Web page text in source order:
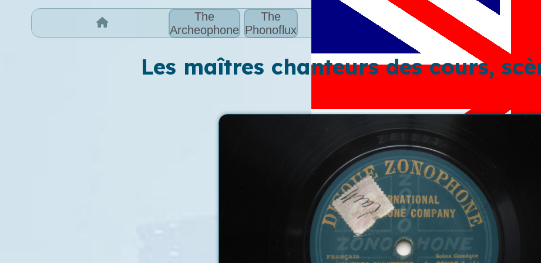
The
Archeophone
The
Phonoflux
Les maîtres chanteurs des cours,